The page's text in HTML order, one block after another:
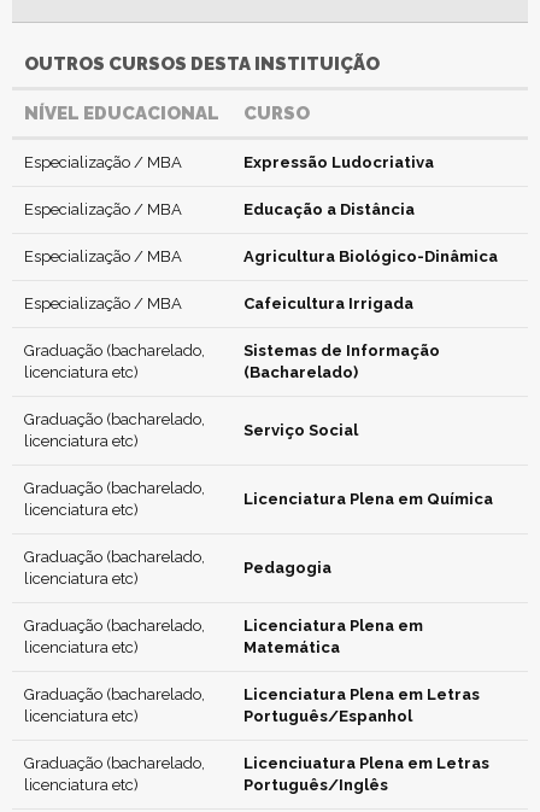
OUTROS CURSOS DESTA INSTITUIÇÃO
NÍVEL EDUCACIONAL CURSO
Especialização / MBA Expressão Ludocriativa
Especialização / MBA Educação a Distância
Especialização / MBA Agricultura Biológico-Dinâmica
Especialização / MBA Cafeicultura Irrigada
Graduação (bacharelado,
licenciatura etc)
Sistemas de Informação
(Bacharelado)
Graduação (bacharelado,
licenciatura etc)
Serviço Social
Graduação (bacharelado,
licenciatura etc)
Licenciatura Plena em Química
Graduação (bacharelado,
licenciatura etc)
Pedagogia
Graduação (bacharelado,
licenciatura etc)
Licenciatura Plena em
Matemática
Graduação (bacharelado,
licenciatura etc)
Licenciatura Plena em Letras
Português/Espanhol
Graduação (bacharelado,
licenciatura etc)
Licenciuatura Plena em Letras
Português/Inglês